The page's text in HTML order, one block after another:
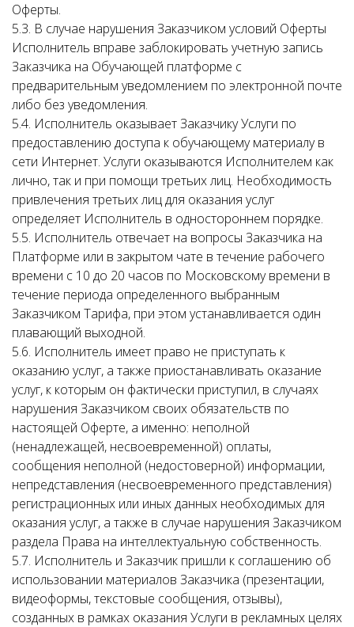
Оферты.
5.3. В случае нарушения Заказчиком условий Оферты
Исполнитель вправе заблокировать учетную запись
Заказчика на Обучающей платформе с
предварительным уведомлением по электронной почте
либо без уведомления.
5.4. Исполнитель оказывает Заказчику Услуги по
предоставлению доступа к обучающему материалу в
сети Интернет. Услуги оказываются Исполнителем как
лично, так и при помощи третьих лиц. Необходимость
привлечения третьих лиц для оказания услуг
определяет Исполнитель в одностороннем порядке.
5.5. Исполнитель отвечает на вопросы Заказчика на
Платформе или в закрытом чате в течение рабочего
времени с 10 до 20 часов по Московскому времени в
течение периода определенного выбранным
Заказчиком Тарифа, при этом устанавливается один
плавающий выходной.
5.6. Исполнитель имеет право не приступать к
оказанию услуг, а также приостанавливать оказание
услуг, к которым он фактически приступил, в случаях
нарушения Заказчиком своих обязательств по
настоящей Оферте, а именно: неполной
(ненадлежащей, несвоевременной) оплаты,
сообщения неполной (недостоверной) информации,
непредставления (несвоевременного представления)
регистрационных или иных данных необходимых для
оказания услуг, а также в случае нарушения Заказчиком
раздела Права на интеллектуальную собственность.
5.7. Исполнитель и Заказчик пришли к соглашению об
использовании материалов Заказчика (презентации,
видеоформы, текстовые сообщения, отзывы),
созданных в рамках оказания Услуги в рекламных целях